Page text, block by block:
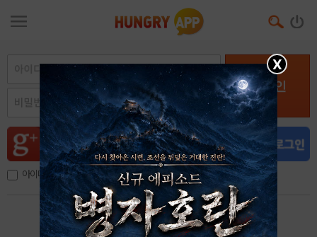
로그인
아이디, 이메일 저장
아이디 / 비밀번호 찾기 회원가입
X